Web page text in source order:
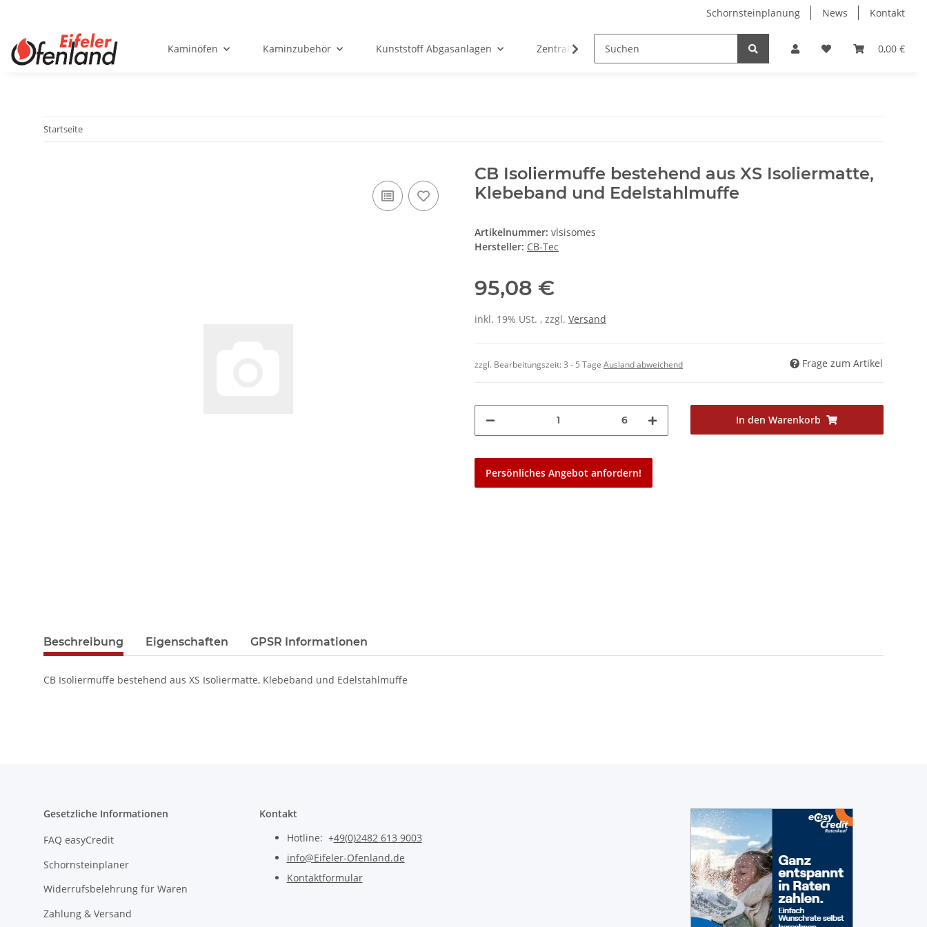
Schornsteinplanung News Kontakt
0,00 €
Kaminöfen Kaminzubehör Kunststoff Abgasanlagen Zentralheizungen
Startseite
CB Isoliermuffe bestehend aus XS Isoliermatte,
Klebeband und Edelstahlmuffe
Artikelnummer: vlsisomes
Hersteller: CB-Tec
95,08 €
inkl. 19% USt. , zzgl. Versand
zzgl. Bearbeitungszeit:3 - 5 Tage Ausland abweichend Frage zum Artikel
6 In den Warenkorb
Persönliches Angebot anfordern!
Beschreibung Eigenschaften GPSR Informationen
CB Isoliermuffe bestehend aus XS Isoliermatte, Klebeband und Edelstahlmuffe
Gesetzliche Informationen
FAQ easyCredit
Schornsteinplaner
Widerrufsbelehrung für Waren
Zahlung & Versand
Kontakt
Hotline: +49(0)2482 613 9003
info@Eifeler-Ofenland.de
Kontaktformular